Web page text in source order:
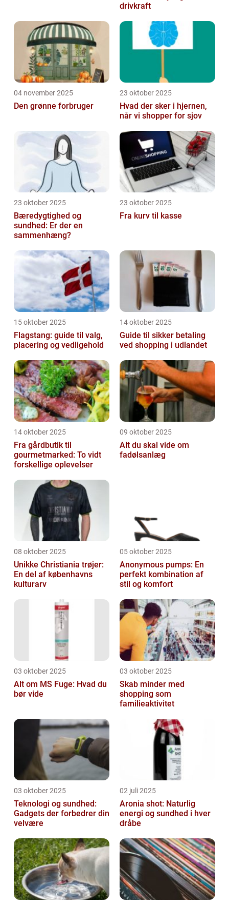
drivkraft
04 november 2025
Den grønne forbruger
23 oktober 2025
Hvad der sker i hjernen,
når vi shopper for sjov
23 oktober 2025
Bæredygtighed og
sundhed: Er der en
sammenhæng?
23 oktober 2025
Fra kurv til kasse
15 oktober 2025
Flagstang: guide til valg,
placering og vedligehold
14 oktober 2025
Guide til sikker betaling
ved shopping i udlandet
14 oktober 2025
Fra gårdbutik til
gourmetmarked: To vidt
forskellige oplevelser
09 oktober 2025
Alt du skal vide om
fadølsanlæg
08 oktober 2025
Unikke Christiania trøjer:
En del af københavns
kulturarv
05 oktober 2025
Anonymous pumps: En
perfekt kombination af
stil og komfort
03 oktober 2025
Alt om MS Fuge: Hvad du
bør vide
03 oktober 2025
Skab minder med
shopping som
familieaktivitet
03 oktober 2025
Teknologi og sundhed:
Gadgets der forbedrer din
velvære
02 juli 2025
Aronia shot: Naturlig
energi og sundhed i hver
dråbe